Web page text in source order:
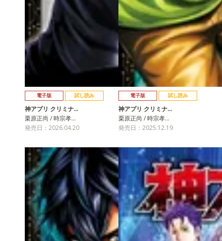
電子版 試し読み
神アプリ クリミナ…
栗原正尚 / 時宗孝…
発売日：2026.04.20
電子版 試し読み
神アプリ クリミナ…
栗原正尚 / 時宗孝…
発売日：2025.12.19